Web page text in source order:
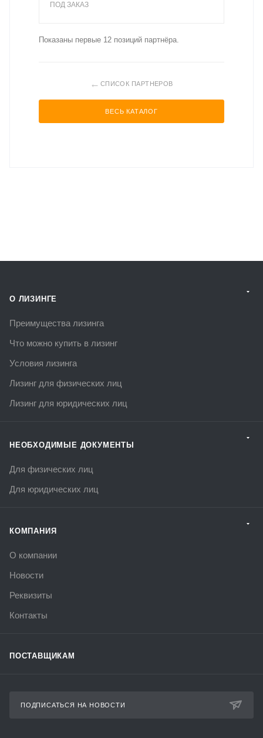
ПОД ЗАКАЗ
Показаны первые 12 позиций партнёра.
← СПИСОК ПАРТНЕРОВ
ВЕСЬ КАТАЛОГ
О ЛИЗИНГЕ
Преимущества лизинга
Что можно купить в лизинг
Условия лизинга
Лизинг для физических лиц
Лизинг для юридических лиц
НЕОБХОДИМЫЕ ДОКУМЕНТЫ
Для физических лиц
Для юридических лиц
КОМПАНИЯ
О компании
Новости
Реквизиты
Контакты
ПОСТАВЩИКАМ
ПОДПИСАТЬСЯ НА НОВОСТИ